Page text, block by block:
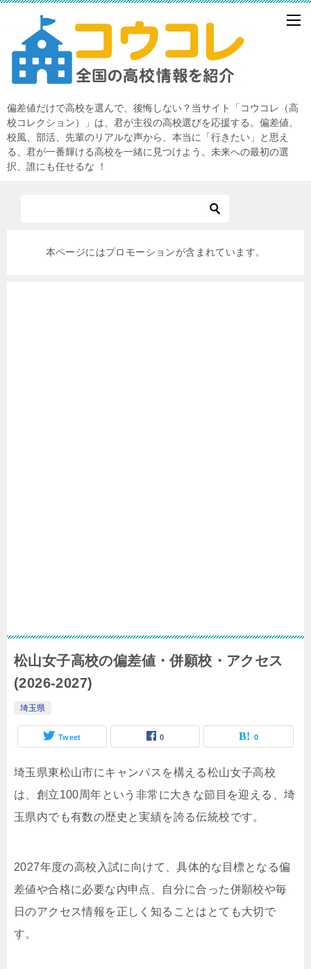
偏差値だけで高校を選んで、後悔しない？当サイト「コウコレ（高
校コレクション）」は、君が主役の高校選びを応援する。偏差値、
校風、部活、先輩のリアルな声から、本当に「行きたい」と思え
る、君が一番輝ける高校を一緒に見つけよう。未来への最初の選
択、誰にも任せるな ！
本ページにはプロモーションが含まれています。
松山女子高校の偏差値・併願校・アクセス
(2026-2027)
埼玉県
Tweet 0 0
埼玉県東松山市にキャンパスを構える松山女子高校
は、創立100周年という非常に大きな節目を迎える、埼
玉県内でも有数の歴史と実績を誇る伝統校です。
2027年度の高校入試に向けて、具体的な目標となる偏
差値や合格に必要な内申点、自分に合った併願校や毎
日のアクセス情報を正しく知ることはとても大切で
す。